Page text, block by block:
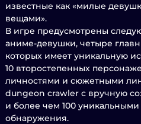
известные как «милые
вещами».
В игре предусмотрены
аниме-девушки, четыре
которых имеет уникальную
10 второстепенных
личностями и сюжетными
dungeon crawler с вручную
и более чем 100
обнаружения.